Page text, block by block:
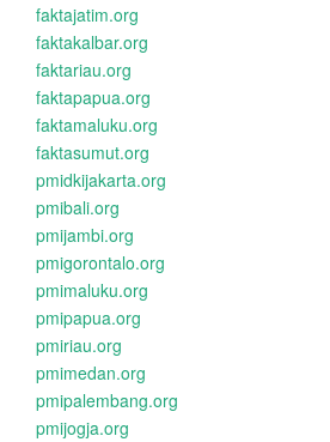
faktajatim.org
faktakalbar.org
faktariau.org
faktapapua.org
faktamaluku.org
faktasumut.org
pmidkijakarta.org
pmibali.org
pmijambi.org
pmigorontalo.org
pmimaluku.org
pmipapua.org
pmiriau.org
pmimedan.org
pmipalembang.org
pmijogja.org